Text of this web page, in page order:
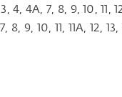
4, 4A, 7, 8, 9, 10, 11,
9, 10, 11, 11A, 12, 13,